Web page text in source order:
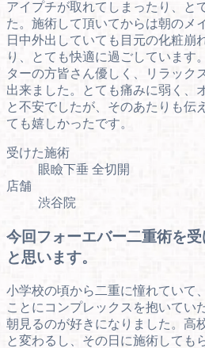
アイプチが取れてしまったり、と
た。施術して頂いてからは朝のメ
日中外出していても目元の化粧崩
り、とても快適に過ごしています
ターの方皆さん優しく、リラック
出来ました。とても痛みに弱く、
と不安でしたが、そのあたりも伝
ても嬉しかったです。
受けた施術
眼瞼下垂 全切開
店舗
渋谷院
今回フォーエバー二重術を
と思います。
小学校の頃から二重に憧れていて
ことにコンプレックスを抱いてい
朝見るのが好きになりました。高
と変わるし、その日に施術しても